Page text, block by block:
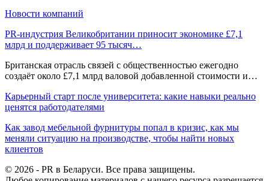
Новости компаний
PR-индустрия Великобритании приносит экономике £7,1
млрд и поддерживает 95 тысяч…
Британская отрасль связей с общественностью ежегодно
создаёт около £7,1 млрд валовой добавленной стоимости и…
Карьерный старт после университета: какие навыки реально
ценятся работодателями
Как завод мебельной фурнитуры попал в кризис, как мы
меняли ситуацию на производстве, чтобы найти новых
клиентов
© 2026 - PR в Беларуси. Все права защищены.